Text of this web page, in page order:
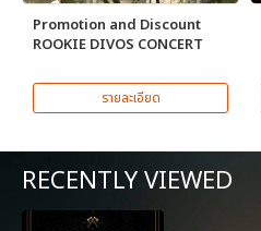
Promotion and Discount
ROOKIE DIVOS CONCERT
รายละเอียด
RECENTLY VIEWED